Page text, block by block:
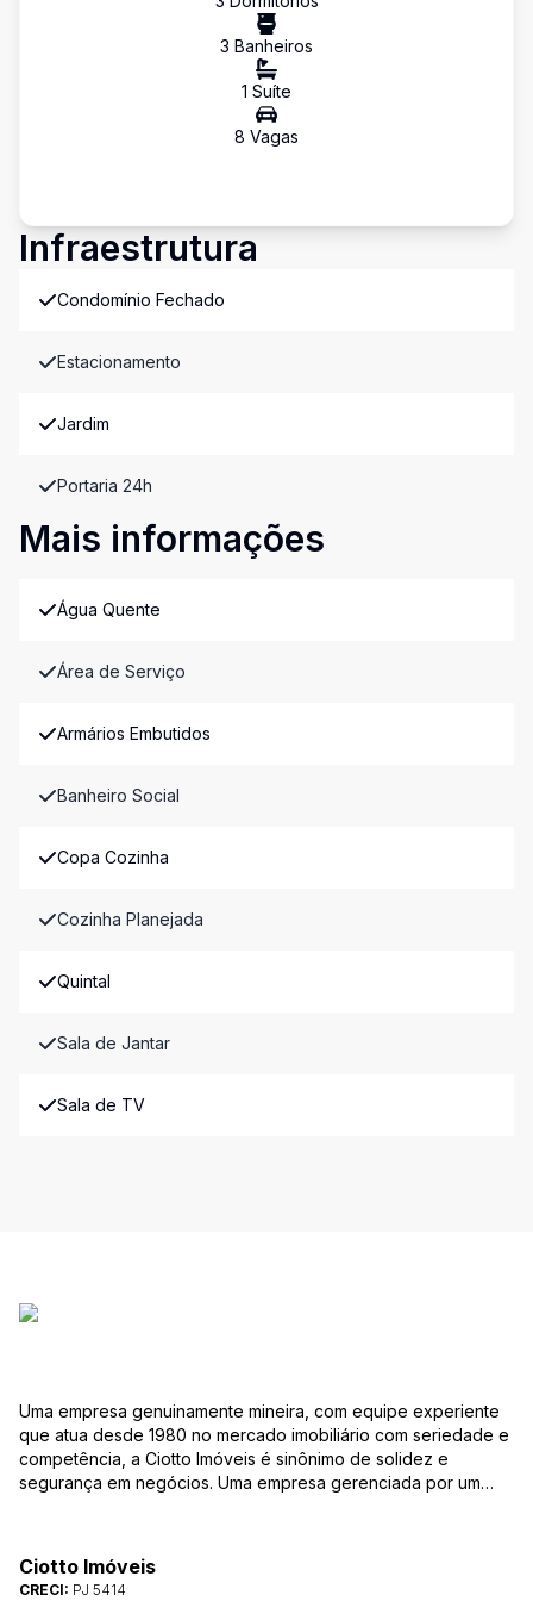
3 Banheiros
1 Suíte
8 Vagas
Infraestrutura
Condomínio Fechado
Estacionamento
Jardim
Portaria 24h
Mais informações
Água Quente
Área de Serviço
Armários Embutidos
Banheiro Social
Copa Cozinha
Cozinha Planejada
Quintal
Sala de Jantar
Sala de TV
Uma empresa genuinamente mineira, com equipe experiente
que atua desde 1980 no mercado imobiliário com seriedade e
competência, a Ciotto Imóveis é sinônimo de solidez e
segurança em negócios. Uma empresa gerenciada por um
conservação de condomínios, disponibilizando sempre as
melhores opções da região da Pampulha. Oferecemos ainda
Ciotto Imóveis
CRECI: PJ 5414